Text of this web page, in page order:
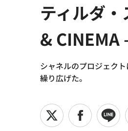
ティルダ
& CINEMA
シャネルのプロジェク
繰り広げた。